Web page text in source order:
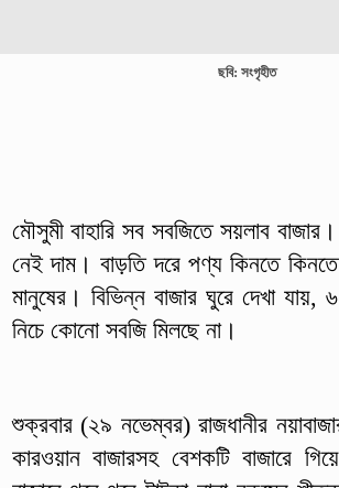
ছবি: সংগৃহীত
মৌসুমী বাহারি সব সবজিতে সয়লাব
নেই দাম। বাড়তি দরে পণ্য কিনতে কিনতে
মানুষের। বিভিন্ন বাজার ঘুরে দেখা যায়,
নিচে কোনো সবজি মিলছে না।
শুক্রবার (২৯ নভেম্বর) রাজধানীর
কারওয়ান বাজারসহ বেশকটি বাজারে